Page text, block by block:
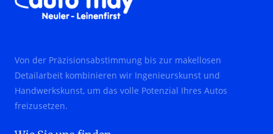
Von der Präzisionsabstimmung bis zur makellosen
Detailarbeit kombinieren wir Ingenieurskunst und
Handwerkskunst, um das volle Potenzial Ihres Autos
freizusetzen.